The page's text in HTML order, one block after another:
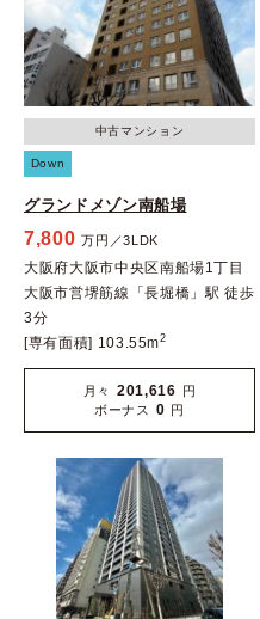
中古マンション
Down
グランドメゾン南船場
7,800 万円／3LDK
大阪府大阪市中央区南船場1丁目
大阪市営堺筋線「長堀橋」駅 徒歩
3分
[専有面積] 103.55m2
月々 201,616 円
ボーナス
0 円